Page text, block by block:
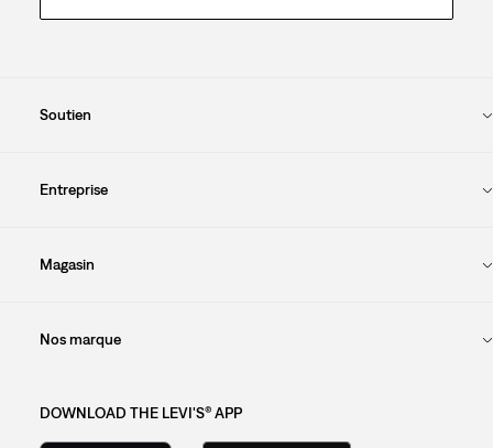
Soutien
Entreprise
Magasin
Nos marque
DOWNLOAD THE LEVI'S® APP